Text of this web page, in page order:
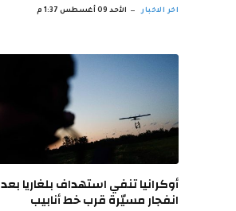
اخر الاخبار الأحد 09 أغسطس 1:37 م
أوكرانيا تنفي استهداف بلغاريا بعد
انفجار مسيّرة قرب خط أنابيب